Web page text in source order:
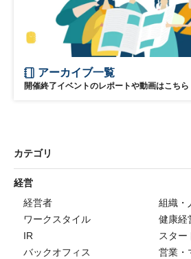
アーカイブ一覧
開催終了イベントのレポートや動画はこちら
カテゴリ
経営
経営者
組織・
ワークスタイル
健康経
IR
スター
バックオフィス
営業・